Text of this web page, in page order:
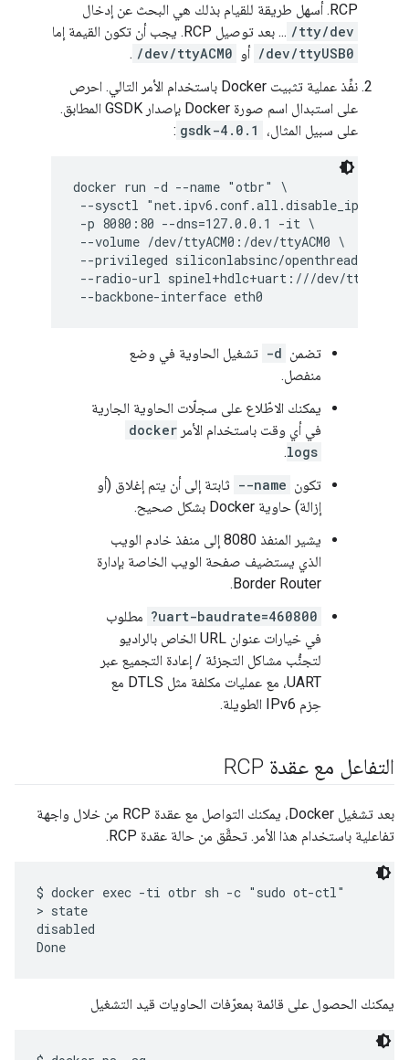
RCP. أسهل طريقة للقيام بذلك هي البحث عن إدخال
/tty/dev ... بعد توصيل RCP. يجب أن تكون القيمة إما
/dev/ttyUSB0 أو /dev/ttyACM0
.
نفِّذ عملية تثبيت Docker باستخدام الأمر التالي. احرص
على استبدال اسم صورة Docker بإصدار GSDK المطابق.
على سبيل المثال،
gsdk-4.0.1
:
docker run -d --name "otbr" \
--sysctl "net.ipv6.conf.all.disable_ipv6=0
-p 8080:80 --dns=127.0.0.1 -it \
--volume /dev/ttyACM0:/dev/ttyACM0 \
--privileged siliconlabsinc/openthread-
--radio-url spinel+hdlc+uart:///dev/
تضمن -d تشغيل الحاوية في وضع
منفصل.
يمكنك الاطّلاع على سجلّات الحاوية الجارية
في أي وقت باستخدام الأمر docker
logs
.
تكون --name ثابتة إلى أن يتم إغلاق (أو
إزالة) حاوية Docker بشكل صحيح.
يشير المنفذ 8080 إلى منفذ خادم الويب
الذي يستضيف صفحة الويب الخاصة بإدارة
Border Router.
?uart-baudrate=460800 مطلوب
في خيارات عنوان URL الخاص بالراديو
لتجنُّب مشاكل التجزئة / إعادة التجميع عبر
UART، مع عمليات مكلفة مثل DTLS مع
حِزم IPv6 الطويلة.
التفاعل مع عقدة RCP
بعد تشغيل Docker، يمكنك التواصل مع عقدة RCP من خلال واجهة
تفاعلية باستخدام هذا الأمر. تحقَّق من حالة عقدة RCP.
$ docker exec -ti otbr sh -c "sudo ot-ctl"
> state
disabled
يمكنك الحصول على قائمة بمعرّفات الحاويات قيد التشغيل